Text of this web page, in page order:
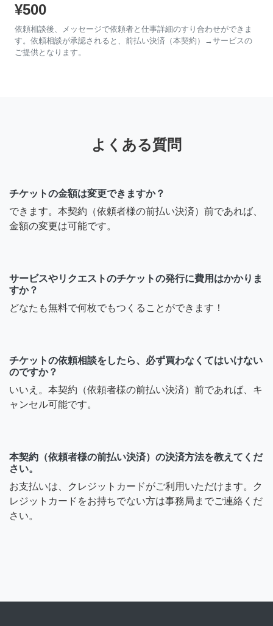
¥500
依頼相談後、メッセージで依頼者と仕事詳細のすり合わせができま
す。依頼相談が承認されると、前払い決済（本契約）→サービスの
ご提供となります。
よくある質問
チケットの金額は変更できますか？
できます。本契約（依頼者様の前払い決済）前であれば、
金額の変更は可能です。
サービスやリクエストのチケットの発行に費用はかかりま
すか？
どなたも無料で何枚でもつくることができます！
チケットの依頼相談をしたら、必ず買わなくてはいけない
のですか？
いいえ。本契約（依頼者様の前払い決済）前であれば、キ
ャンセル可能です。
本契約（依頼者様の前払い決済）の決済方法を教えてくだ
さい。
お支払いは、クレジットカードがご利用いただけます。ク
レジットカードをお持ちでない方は事務局までご連絡くだ
さい。